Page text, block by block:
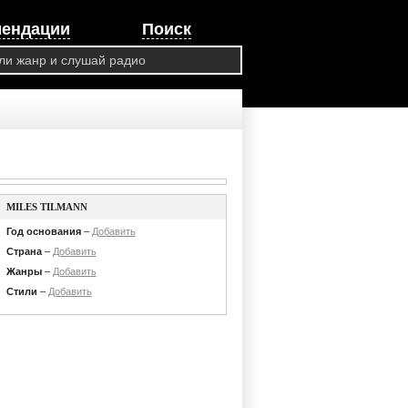
Поиск
MILES TILMANN
Год основания– Добавить
Страна– Добавить
Жанры– Добавить
Стили – Добавить